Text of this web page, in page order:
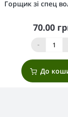
Горщик зі спец
70.00
-
До